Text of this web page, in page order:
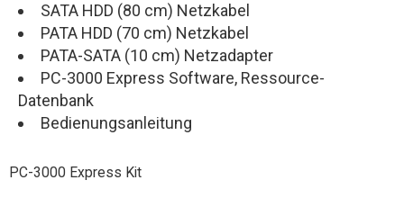
SATA HDD (80 cm) Netzkabel
PATA HDD (70 cm) Netzkabel
PATA-SATA (10 cm) Netzadapter
PC-3000 Express Software, Ressource-
Datenbank
Bedienungsanleitung
PC-3000 Express Kit